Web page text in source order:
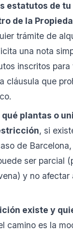
estatutos de tu
de la
trámite de
una nota
inscritos para
cláusula que
plantas o
, si
de Barcelona,
ser parcial
y no afectar
existe y
camino es la